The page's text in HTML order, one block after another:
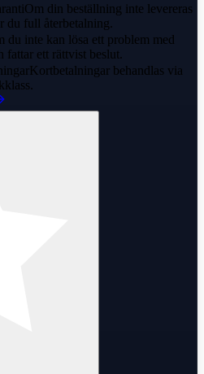
Om din beställning inte levereras
du full återbetalning.
du inte kan lösa ett problem med
fattar ett rättvist beslut.
Kortbetalningar behandlas via